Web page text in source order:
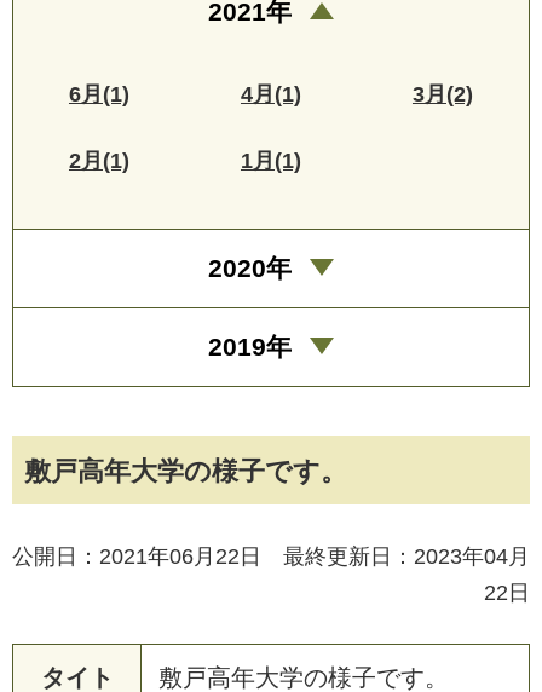
敷戸高年大学の様子です。
公開日：2021年06月22日 最終更新日：2023年04月
22日
タイト
敷 戸高年大学の様子です。
2021年
6月(1) 4月(1) 3月(2)
2月(1) 1月(1)
2020年
2019年